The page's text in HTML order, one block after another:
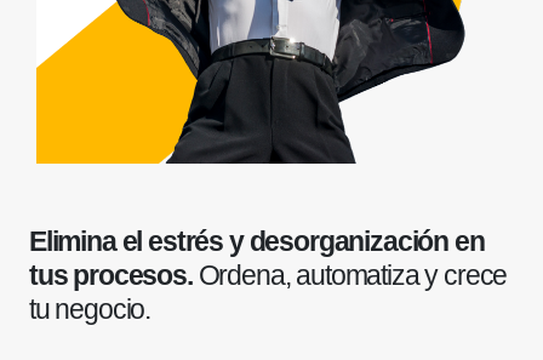
Elimina el estrés y desorganización en
tus procesos.Ordena, automatiza y crece
tu negocio.